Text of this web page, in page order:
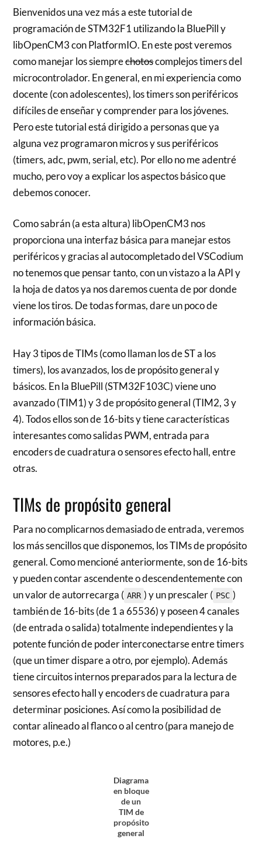
Bienvenidos una vez más a este tutorial de
programación de STM32F1 utilizando la BluePill y
libOpenCM3 con PlatformIO. En este post veremos
como manejar los siemprechotoscomplejos timers del
microcontrolador. En general, en mi experiencia como
docente (con adolescentes), los timers son periféricos
difíciles de enseñar y comprender para los jóvenes.
Pero este tutorial está dirigido a personas que ya
alguna vez programaron micros y sus periféricos
(timers, adc, pwm, serial, etc). Por ello no me adentré
mucho, pero voy a explicar los aspectos básico que
debemos conocer.
Como sabrán (a esta altura) libOpenCM3 nos
proporciona una interfaz básica para manejar estos
periféricos y gracias al autocompletado del VSCodium
no tenemos que pensar tanto, con un vistazo a la API y
la hoja de datos ya nos daremos cuenta de por donde
viene los tiros. De todas formas, dare un poco de
información básica.
Hay 3 tipos de TIMs (como llaman los de ST a los
timers), los avanzados, los de propósito general y
básicos. En la BluePill (STM32F103C) viene uno
avanzado (TIM1) y 3 de propósito general (TIM2, 3 y
4). Todos ellos son de 16-bits y tiene características
interesantes como salidas PWM, entrada para
encoders de cuadratura o sensores efecto hall, entre
otras.
TIMs de propósito general
Para no complicarnos demasiado de entrada, veremos
los más sencillos que disponemos, los TIMs de propósito
general. Como mencioné anteriormente, son de 16-bits
y pueden contar ascendente o descendentemente con
un valor de autorrecarga ( ARR ) y un prescaler ( PSC )
también de 16-bits (de 1 a 65536) y poseen 4 canales
(de entrada o salida) totalmente independientes y la
potente función de poder interconectarse entre timers
(que un timer dispare a otro, por ejemplo). Además
tiene circuitos internos preparados para la lectura de
sensores efecto hall y encoders de cuadratura para
determinar posiciones. Así como la posibilidad de
contar alineado al flanco o al centro (para manejo de
motores, p.e.)
Diagrama
en bloque
de un
TIM de
propósito
general